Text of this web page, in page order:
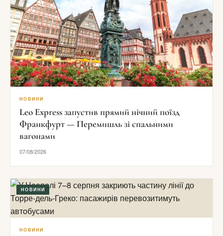
НОВИНИ
Leo Express запустив прямий нічний поїзд
Франкфурт — Перемишль зі спальними
вагонами
07/08/2026
НОВИНИ
НОВИНИ